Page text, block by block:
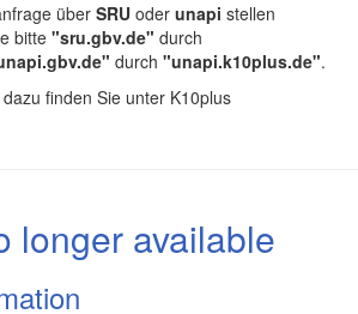
über SRU oder unapi stellen
bitte "sru.gbv.de" durch
durch "unapi.k10plus.de".
finden Sie unter K10plus
longer available